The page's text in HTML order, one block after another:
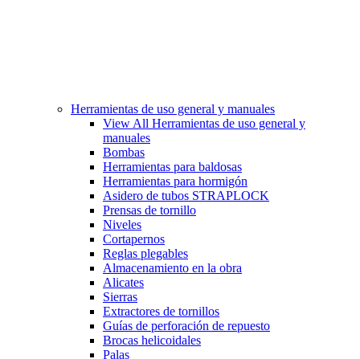
Herramientas de uso general y manuales
View All Herramientas de uso general y
manuales
Bombas
Herramientas para baldosas
Herramientas para hormigón
Asidero de tubos STRAPLOCK
Prensas de tornillo
Niveles
Cortapernos
Reglas plegables
Almacenamiento en la obra
Alicates
Sierras
Extractores de tornillos
Guías de perforación de repuesto
Brocas helicoidales
Palas